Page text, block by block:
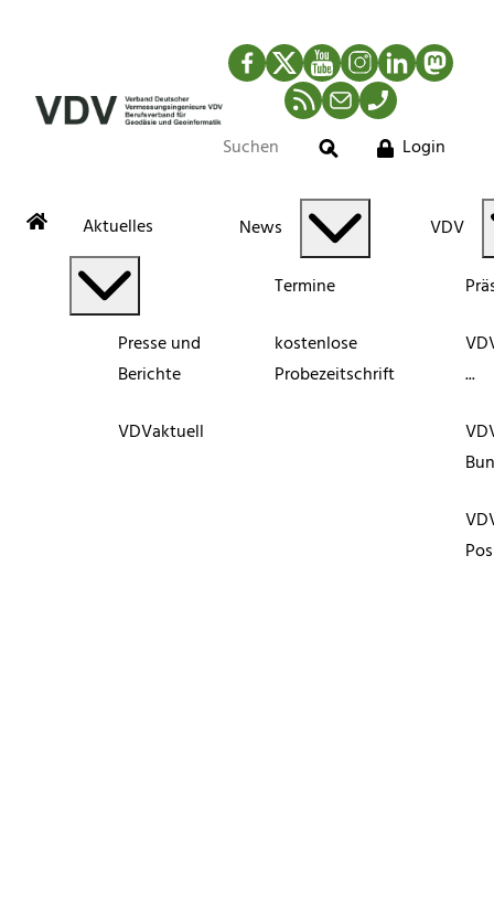
Facebook
TwitterYouTubeInstagram
LinkedIn
RSS-Newsfeed
MailTelefon
Suche
Login
Aktuelles
Presse und
Berichte
VDVaktuell
News
Termine
kostenlose
Probezeitschrift
VDV
...